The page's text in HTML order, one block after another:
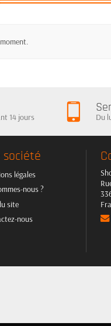
14 jours Du
légales
nous ?
site
nous